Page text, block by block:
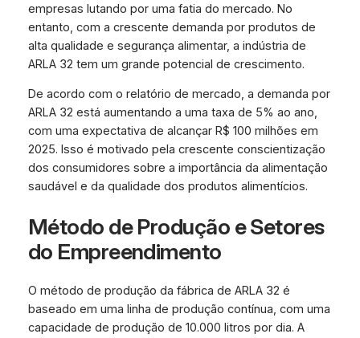
empresas lutando por uma fatia do mercado. No
entanto, com a crescente demanda por produtos de
alta qualidade e segurança alimentar, a indústria de
ARLA 32 tem um grande potencial de crescimento.
De acordo com o relatório de mercado, a demanda por
ARLA 32 está aumentando a uma taxa de 5% ao ano,
com uma expectativa de alcançar R$ 100 milhões em
2025. Isso é motivado pela crescente conscientização
dos consumidores sobre a importância da alimentação
saudável e da qualidade dos produtos alimentícios.
Método de Produção e Setores
do Empreendimento
O método de produção da fábrica de ARLA 32 é
baseado em uma linha de produção contínua, com uma
capacidade de produção de 10.000 litros por dia. A